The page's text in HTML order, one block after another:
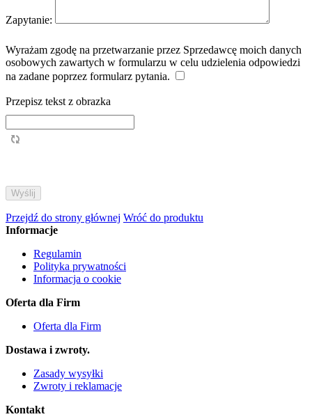
Zapytanie:
Wyrażam zgodę na przetwarzanie przez Sprzedawcę moich danych
osobowych zawartych w formularzu w celu udzielenia odpowiedzi
na zadane poprzez formularz pytania.
Przepisz tekst z obrazka
Przejdź do strony głównej Wróć do produktu
Informacje
Regulamin
Polityka prywatności
Informacja o cookie
Oferta dla Firm
Oferta dla Firm
Dostawa i zwroty.
Zasady wysyłki
Zwroty i reklamacje
Kontakt